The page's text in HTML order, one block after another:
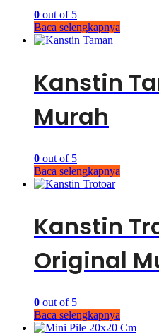
0 out of 5
Baca selengkapnya
Kanstin
Murah
0 out of 5
Baca selengkapnya
Kanstin
Original
0 out of 5
Baca selengkapnya